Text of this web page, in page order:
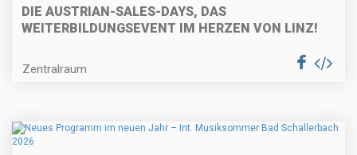
DIE AUSTRIAN-SALES-DAYS, DAS
WEITERBILDUNGSEVENT IM HERZEN VON LINZ!
Zentralraum